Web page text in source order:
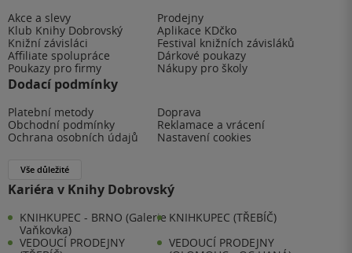
Akce a slevy
Prodejny
Klub Knihy Dobrovský
Aplikace KDčko
Knižní závisláci
Festival knižních závisláků
Affiliate spolupráce
Dárkové poukazy
Poukazy pro firmy
Nákupy pro školy
Dodací podmínky
Platební metody
Doprava
Obchodní podmínky
Reklamace a vrácení
Ochrana osobních údajů
Nastavení cookies
Vše důležité
Kariéra v Knihy Dobrovský
KNIHKUPEC - BRNO (Galerie
Vaňkovka)
KNIHKUPEC (TŘEBÍČ)
VEDOUCÍ PRODEJNY
VEDOUCÍ PRODEJNY